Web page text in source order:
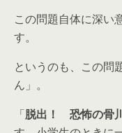
この問題自体に深い
す。
というのも、この問
ん」。
「脱出！ 恐怖の骨